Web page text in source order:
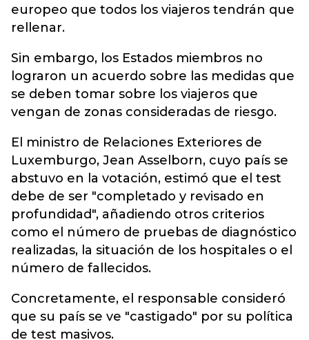
europeo que todos los viajeros tendrán que
rellenar.
Sin embargo, los Estados miembros no
lograron un acuerdo sobre las medidas que
se deben tomar sobre los viajeros que
vengan de zonas consideradas de riesgo.
El ministro de Relaciones Exteriores de
Luxemburgo, Jean Asselborn, cuyo país se
abstuvo en la votación, estimó que el test
debe de ser "completado y revisado en
profundidad", añadiendo otros criterios
como el número de pruebas de diagnóstico
realizadas, la situación de los hospitales o el
número de fallecidos.
Concretamente, el responsable consideró
que su país se ve "castigado" por su política
de test masivos.